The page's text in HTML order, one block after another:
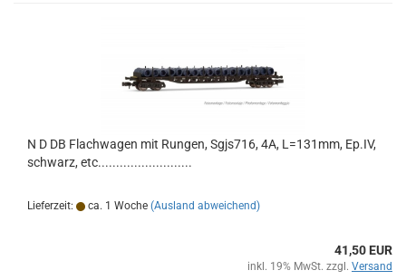
N D DB Flachwagen mit Rungen, Sgjs716, 4A, L=131mm, Ep.IV,
schwarz, etc..........................
Lieferzeit: ca. 1 Woche (Ausland abweichend)
41,50 EUR
inkl. 19% MwSt. zzgl. Versand